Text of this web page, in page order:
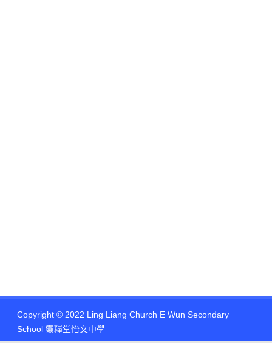
Copyright © 2022 Ling Liang Church E Wun Secondary
School 靈糧堂怡文中學